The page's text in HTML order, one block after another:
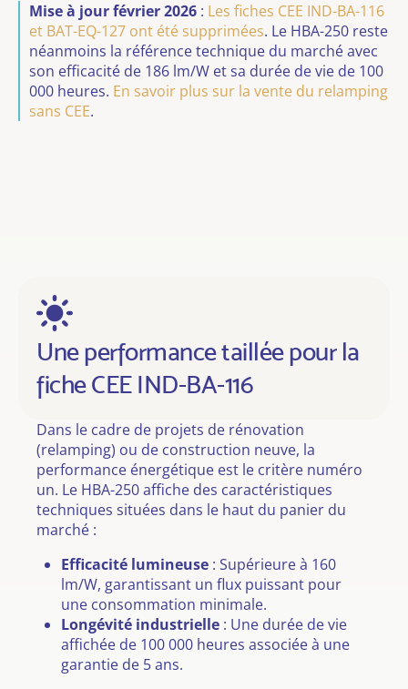
Mise à jour février 2026 : Les fiches CEE IND-BA-116
et BAT-EQ-127 ont été supprimées. Le HBA-250 reste
néanmoins la référence technique du marché avec
son efficacité de 186 lm/W et sa durée de vie de 100
000 heures. En savoir plus sur la vente du relamping
sans CEE.
Une performance taillée pour la
fiche CEE IND-BA-116
Dans le cadre de projets de rénovation
(relamping) ou de construction neuve, la
performance énergétique est le critère numéro
un. Le HBA-250 affiche des caractéristiques
techniques situées dans le haut du panier du
marché :
Efficacité lumineuse : Supérieure à 160
lm/W, garantissant un flux puissant pour
une consommation minimale.
Longévité industrielle : Une durée de vie
affichée de 100 000 heures associée à une
garantie de 5 ans.